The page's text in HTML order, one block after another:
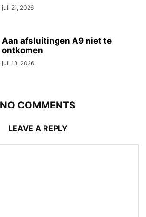
juli 21, 2026
Aan afsluitingen A9 niet te
ontkomen
juli 18, 2026
NO COMMENTS
LEAVE A REPLY